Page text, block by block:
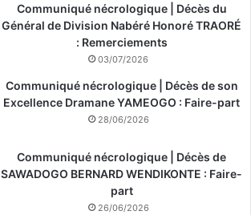
Communiqué nécrologique | Décès du
Général de Division Nabéré Honoré TRAORÉ
: Remerciements
03/07/2026
Communiqué nécrologique | Décès de son
Excellence Dramane YAMEOGO : Faire-part
28/06/2026
Communiqué nécrologique | Décès de
SAWADOGO BERNARD WENDIKONTE : Faire-
part
26/06/2026